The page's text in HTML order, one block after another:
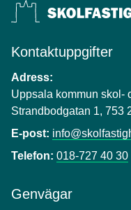
Kontaktuppgifter
Adress:
Uppsala kommun skol-
Strandbodgatan 1, 753
E-post:
Telefon: 018-727 40 30
Genvägar